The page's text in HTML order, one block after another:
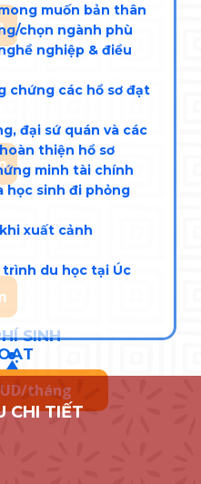
SINH
tháng
muốn bản thân
chọn ngành phù
nghiệp & điều
chứng các hồ sơ đạt
đại sứ quán và các
thiện hồ sơ
minh tài chính
học sinh đi phỏng
xuất cảnh
du học tại Úc
CHI TIẾT